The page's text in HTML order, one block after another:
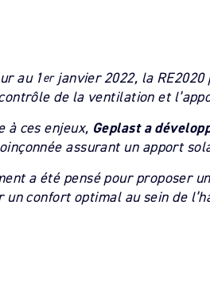
au 1erjanvier 2022, la RE2020
de la ventilation et
à ces enjeux, Geplast a
assurant un apport
a été pensé pour proposer
confort optimal au sein de